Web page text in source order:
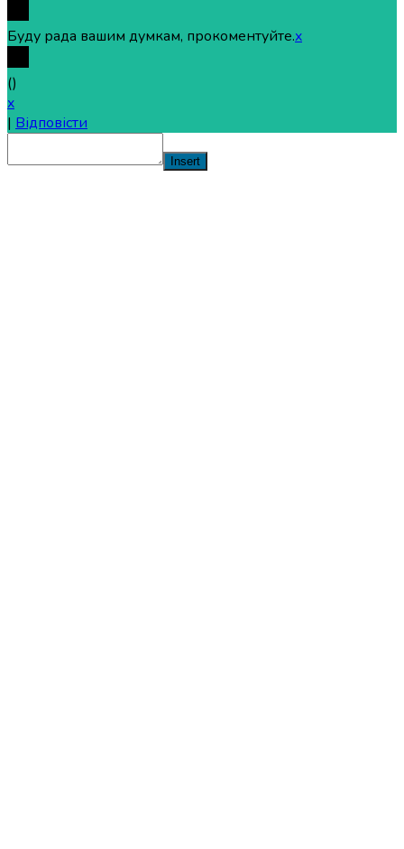
Буду рада вашим думкам, прокоментуйте.x
()
x
| Відповісти
Insert